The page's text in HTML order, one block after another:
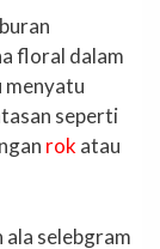
floral dalam
menyatu
seperti
rok atau
ala selebgram